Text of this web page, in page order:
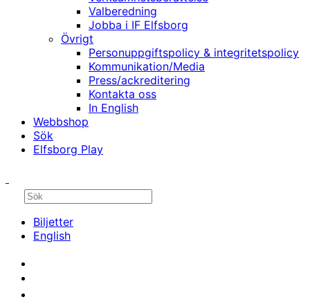
Valberedning
Jobba i IF Elfsborg
Övrigt
Personuppgiftspolicy & integritetspolicy
Kommunikation/Media
Press/ackreditering
Kontakta oss
In English
Webbshop
Sök
Elfsborg Play
Biljetter
English